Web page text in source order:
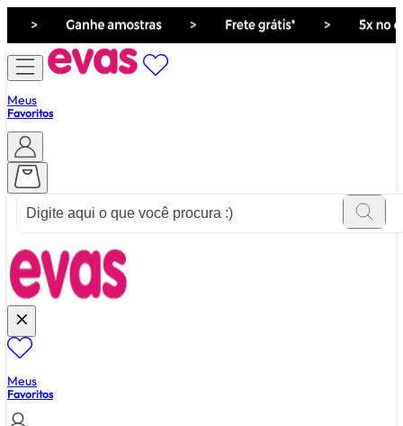
Meus
Favoritos
Meus
Favoritos